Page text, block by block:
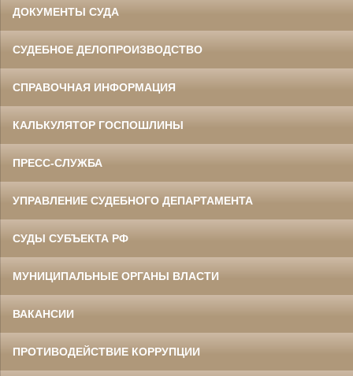
ДОКУМЕНТЫ СУДА
СУДЕБНОЕ ДЕЛОПРОИЗВОДСТВО
СПРАВОЧНАЯ ИНФОРМАЦИЯ
КАЛЬКУЛЯТОР ГОСПОШЛИНЫ
ПРЕСС-СЛУЖБА
УПРАВЛЕНИЕ СУДЕБНОГО ДЕПАРТАМЕНТА
СУДЫ СУБЪЕКТА РФ
МУНИЦИПАЛЬНЫЕ ОРГАНЫ ВЛАСТИ
ВАКАНСИИ
ПРОТИВОДЕЙСТВИЕ КОРРУПЦИИ